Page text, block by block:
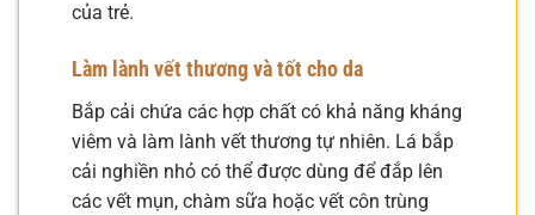
của trẻ.
Làm lành vết thương và tốt cho da
Bắp cải chứa các hợp chất có khả năng kháng
viêm và làm lành vết thương tự nhiên. Lá bắp
cải nghiền nhỏ có thể được dùng để đắp lên
các vết mụn, chàm sữa hoặc vết côn trùng